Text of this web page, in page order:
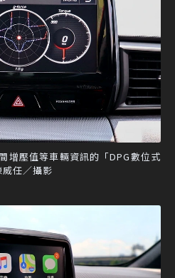
增壓值等車輛資訊的「DPG數位式
任／攝影